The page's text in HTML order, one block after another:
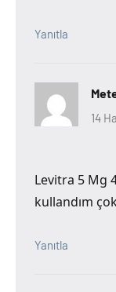
Yanıtla
14
Levitra 5 Mg
kullandım
Yanıtla